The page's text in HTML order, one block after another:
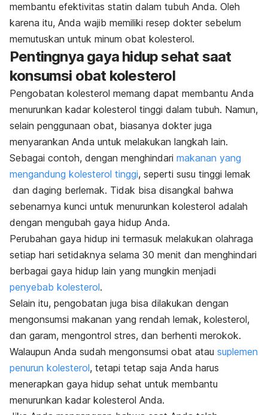
membantu efektivitas statin dalam tubuh Anda. Oleh
karena itu, Anda wajib memiliki resep dokter sebelum
memutuskan untuk minum obat kolesterol.
Pentingnya gaya hidup sehat saat
konsumsi obat kolesterol
Pengobatan kolesterol memang dapat membantu Anda
menurunkan kadar kolesterol tinggi dalam tubuh. Namun,
selain penggunaan obat, biasanya dokter juga
menyarankan Anda untuk melakukan langkah lain.
Sebagai contoh, dengan menghindari makanan yang
mengandung kolesterol tinggi, seperti susu tinggi lemak
dan daging berlemak. Tidak bisa disangkal bahwa
sebenarnya kunci untuk menurunkan kolesterol adalah
dengan mengubah gaya hidup Anda.
Perubahan gaya hidup ini termasuk melakukan olahraga
setiap hari setidaknya selama 30 menit dan menghindari
berbagai gaya hidup lain yang mungkin menjadi
penyebab kolesterol.
Selain itu, pengobatan juga bisa dilakukan dengan
mengonsumsi makanan yang rendah lemak, kolesterol,
dan garam, mengontrol stres, dan berhenti merokok.
Walaupun Anda sudah mengonsumsi obat atau suplemen
penurun kolesterol, tetapi tetap saja Anda harus
menerapkan gaya hidup sehat untuk membantu
menurunkan kadar kolesterol Anda.